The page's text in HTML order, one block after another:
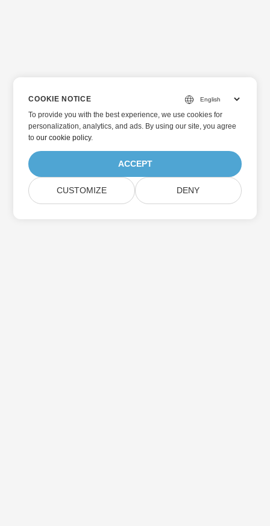
COOKIE NOTICE
To provide you with the best experience, we use cookies for
personalization, analytics, and ads. By using our site, you agree
toour cookie policy.
ACCEPT
CUSTOMIZE DENY